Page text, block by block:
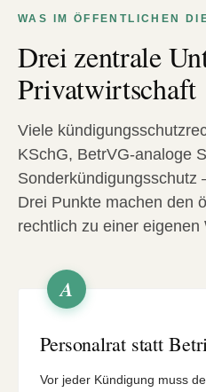
WAS IM ÖFFENTLICHEN
Drei zentrale
Privatwirtschaft
Viele
KSchG, BetrVG-analoge
Drei Punkte machen den
rechtlich zu einer eigenen
A
Personalrat statt
Vor jeder Kündigung muss